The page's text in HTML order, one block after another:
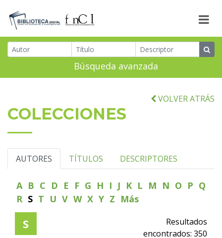
Búsqueda avanzada
VOLVER ATRÁS
COLECCIONES
AUTORES TÍTULOS DESCRIPTORES
A B C D E F G H I J K L M N O P Q
R S T U V W X Y Z Más
S
Resultados
encontrados: 350